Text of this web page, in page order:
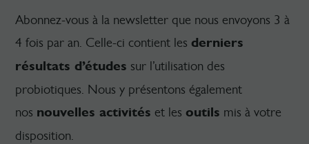
Abonnez-vous à la newsletter que nous envoyons 3 à
4 fois par an. Celle-ci contient les derniers
résultats d’études sur l’utilisation des
probiotiques. Nous y présentons également
nos nouvelles activités et les outils mis à votre
disposition.